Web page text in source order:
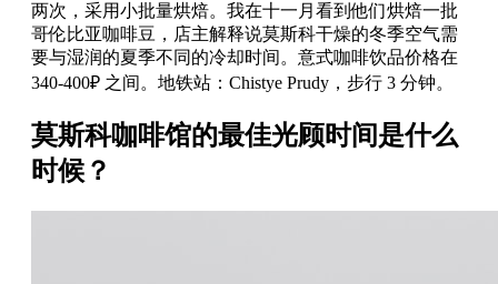
两次，采用小批量烘焙。我在十一月看到他们烘焙一批
哥伦比亚咖啡豆，店主解释说莫斯科干燥的冬季空气需
要与湿润的夏季不同的冷却时间。意式咖啡饮品价格在
340-400₽ 之间。地铁站：Chistye Prudy，步行 3 分钟。
莫斯科咖啡馆的最佳光顾时间是什么
时候？